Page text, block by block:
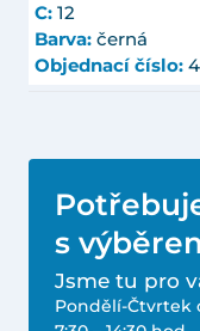
C: 12
Barva: černá
Objednací číslo:
s
Jsme tu pro
Pondělí-Čtvrtek